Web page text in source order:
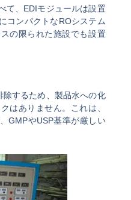
て、EDIモジュールは設置
コンパクトなROシステム
の限られた施設でも設置
するため、製品水への化
はありません。これは、
GMPやUSP基準が厳しい